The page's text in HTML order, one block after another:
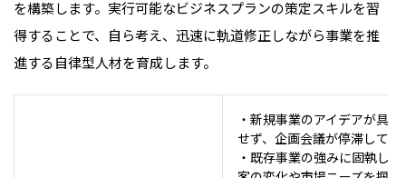
を構築します。実行可能なビジネスプランの策定スキルを習
得することで、自ら考え、迅速に軌道修正しながら事業を推
進する自律型人材を育成します。
・新規事業のアイデアが具体
せず、企画会議が停滞してい
・既存事業の強みに固執し、